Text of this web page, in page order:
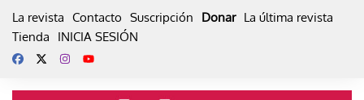
La revista Contacto Suscripción Donar La última revista
Tienda
INICIA SESIÓN